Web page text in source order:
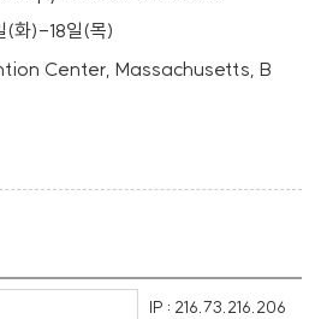
(화)-18일(목)
Center, Massachusetts, B
IP : 216.73.216.206